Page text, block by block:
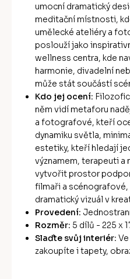
umocní dramatický
meditační místnosti,
umělecké ateliéry a
poslouží jako
wellness centra, kde
harmonie, divadelní
může stát součástí
Kdo jej ocení:
něm vidí metaforu
a fotografové, kteří
dynamiku světla,
estetiky, kteří hledají
významem, terapeuti
vytvořit prostor
filmaři a
dramatický vizuál v
Provedení:
Rozměr: 5 dílů - 225 x
Slaďte svůj interiér:
zakoupíte i tapety,